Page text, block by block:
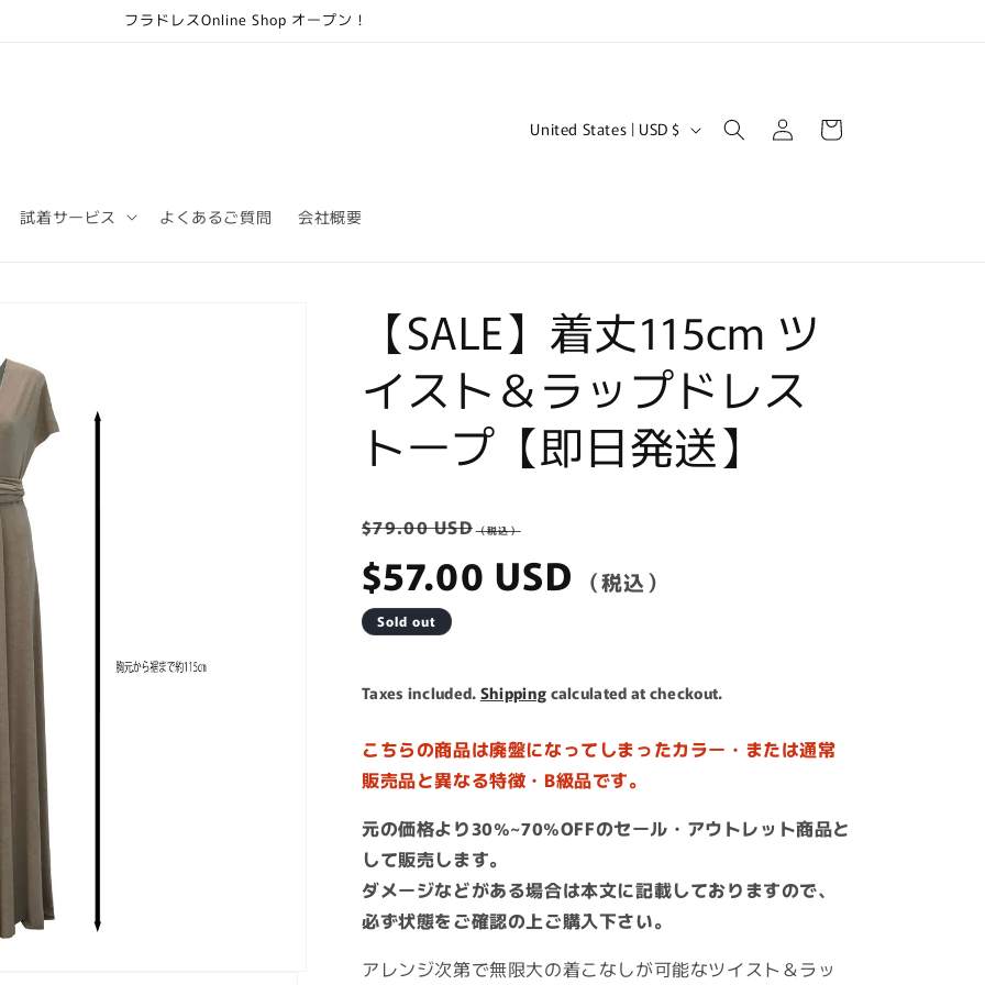
フラドレスOnline Shop オープン！
試着サービス よくあるご質問 会社概要
C
y
/
r
e
g
o
n
United States | USD $
Log
in
Cart
【SALE】着丈115cm ツ
イスト＆ラップドレス
トープ【即日発送】
Regular
price
$79.00 USD
price
$57.00 USD
Sold out
Taxes included. Shipping calculated at checkout.
こちらの商品は廃盤になってしまったカラー・または通常
販売品と異なる特徴・B級品です。
元の価格より30%~70%OFFのセール・アウトレット商品と
して販売します。
ダメージなどがある場合は本文に記載しておりますので、
必ず状態をご確認の上ご購入下さい。
アレンジ次第で無限大の着こなしが可能なツイスト＆ラッ